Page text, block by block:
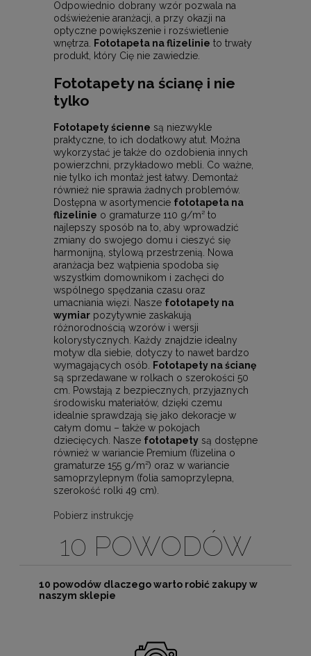
Odpowiednio dobrany wzór pozwala na
odświeżenie aranżacji, a przy okazji na
optyczne powiększenie i rozświetlenie
wnętrza.
Fototapeta na flizelinie to trwały
produkt, który Cię nie zawiedzie.
Fototapety na ścianę i nie
tylko
Fototapety ścienne są niezwykle
praktyczne, to ich dodatkowy atut. Można
wykorzystać je także do ozdobienia innych
powierzchni, przykładowo mebli. Co ważne,
nie tylko ich montaż jest łatwy. Demontaż
również nie sprawia żadnych problemów.
Dostępna w asortymencie fototapeta na
flizelinie o gramaturze 110 g/m² to
najlepszy sposób na to, aby wprowadzić
zmiany do swojego domu i cieszyć się
harmonijną, stylową przestrzenią. Nowa
aranżacja bez wątpienia spodoba się
wszystkim domownikom i zachęci do
wspólnego spędzania czasu oraz
umacniania więzi. Nasze fototapety na
wymiar pozytywnie zaskakują
różnorodnością wzorów i wersji
kolorystycznych. Każdy znajdzie idealny
motyw dla siebie, dotyczy to nawet bardzo
wymagających osób.
Fototapety na ścianę
są sprzedawane w rolkach o szerokości 50
cm. Powstają z bezpiecznych, przyjaznych
środowisku materiałów, dzięki czemu
idealnie sprawdzają się jako dekoracje w
całym domu – także w pokojach
dziecięcych. Nasze fototapety są dostępne
również w wariancie Premium (flizelina o
gramaturze 155 g/m²) oraz w wariancie
samoprzylepnym (folia samoprzylepna,
szerokość rolki 49 cm).
Pobierz instrukcję
10 POWODÓW
10 powodów dlaczego warto robić zakupy w
naszym sklepie